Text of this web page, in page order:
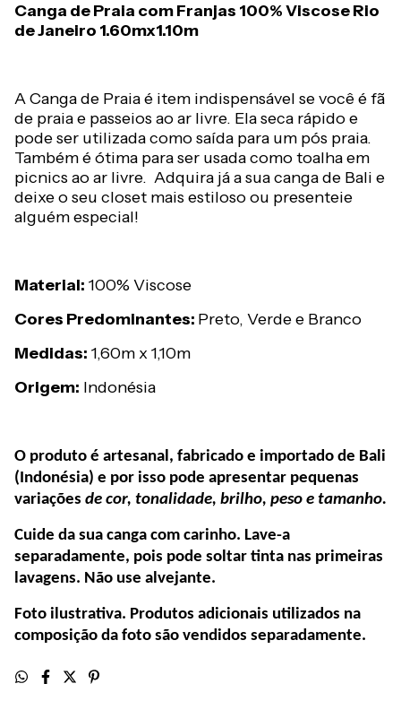
Canga de Praia com Franjas 100% Viscose Rio
de Janeiro 1.60mx1.10m
A Canga de Praia é item indispensável se você é fã
de praia e passeios ao ar livre. Ela seca rápido e
pode ser utilizada como saída para um pós praia.
Também é ótima para ser usada como toalha em
picnics ao ar livre. Adquira já a sua canga de Bali e
deixe o seu closet mais estiloso ou presenteie
alguém especial!
Material: 100% Viscose
Cores Predominantes: Preto, Verde e Branco
Medidas: 1,60m x 1,10m
Origem: Indonésia
O produto é artesanal, fabricado e importado de Bali
(Indonésia) e por isso pode apresentar pequenas
variações de cor, tonalidade, brilho, peso e tamanho.
Cuide da sua canga com carinho. Lave-a
separadamente, pois pode soltar tinta nas primeiras
lavagens. Não use alvejante.
Foto ilustrativa. Produtos adicionais utilizados na
composição da foto são vendidos separadamente.